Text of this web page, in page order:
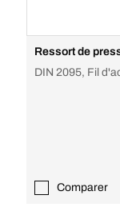
Ressort de
DIN 2095, Fil
Comparer